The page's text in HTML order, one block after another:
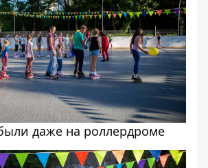
даже на роллердроме